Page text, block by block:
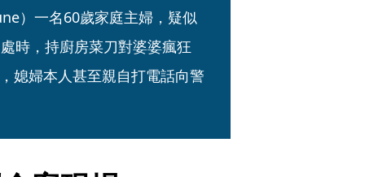
）一名60歲家庭主婦，疑似
時，持廚房菜刀對婆婆瘋狂
媳婦本人甚至親自打電話向警